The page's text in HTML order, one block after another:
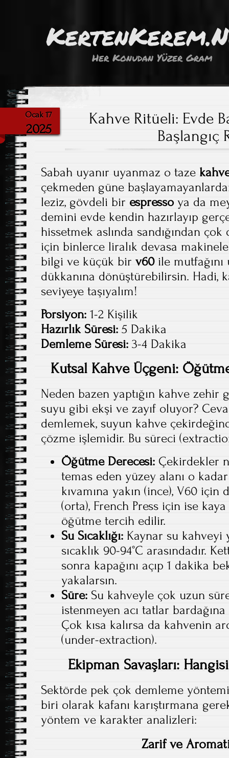
Her Konudan Yüzer Gram
Ocak 17
2025
Kahve Ritüeli: Evde
Başlangıç
Sabah uyanır uyanmaz o taze
çekmeden güne
leziz, gövdeli bir espresso ya da
demini evde kendin hazırlayıp
hissetmek aslında sandığından
için binlerce liralık devasa
bilgi ve küçük bir v60ile
dükkanına dönüştürebilirsin. Hadi,
seviyeye taşıyalım!
Porsiyon: 1-2 Kişilik
Hazırlık Süresi: 5 Dakika
Demleme Süresi: 3-4 Dakika
Kutsal Kahve Üçgeni:
Neden bazen yaptığın kahve zehir
suyu gibi ekşi ve zayıf oluyor?
demlemek, suyun kahve
çözme işlemidir. Bu süreci
Öğütme Derecesi: Çekirdekler
temas eden yüzey alanı o
kıvamına yakın (ince), V60 için
(orta), French Press için ise kaya
öğütme tercih edilir.
Su Sıcaklığı: Kaynar su kahveyi
sıcaklık 90-94°C arasındadır.
sonra kapağını açıp 1 dakika
yakalarsın.
Süre: Su kahveyle çok uzun
istenmeyen acı tatlar
Çok kısa kalırsa da kahvenin
(under-extraction).
Ekipman Savaşları:
Sektörde pek çok demleme
biri olarak kafanı karıştırmana
yöntem ve karakter analizleri:
Zarif ve